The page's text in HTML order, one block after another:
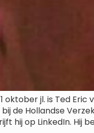
oktober jl. is Ted
de Hollandse
hij op LinkedIn. Hij